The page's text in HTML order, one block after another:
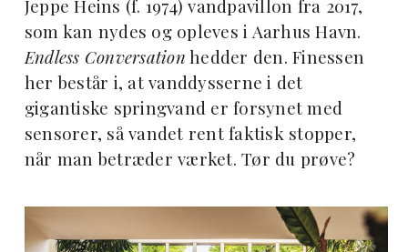
Jeppe Heins (f. 1974) vandpavillon fra 2017,
som kan nydes og opleves i Aarhus Havn.
Endless Conversation hedder den. Finessen
her består i, at vanddysserne i det
gigantiske springvand er forsynet med
sensorer, så vandet rent faktisk stopper,
når man betræder værket. Tør du prøve?